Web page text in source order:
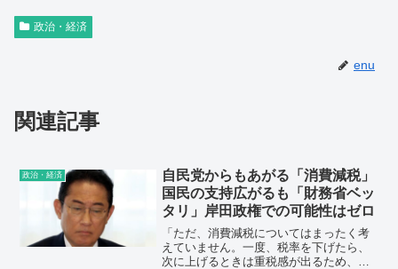
政治・経済
enu
関連記事
政治・経済
自民党からもあがる「消費減税」
国民の支持広がるも「財務省ベッ
タリ」岸田政権での可能性はゼロ
「ただ、消費減税についてはまったく考
えていません。一度、税率を下げたら、
次に上げるときは重税感が出るため、国